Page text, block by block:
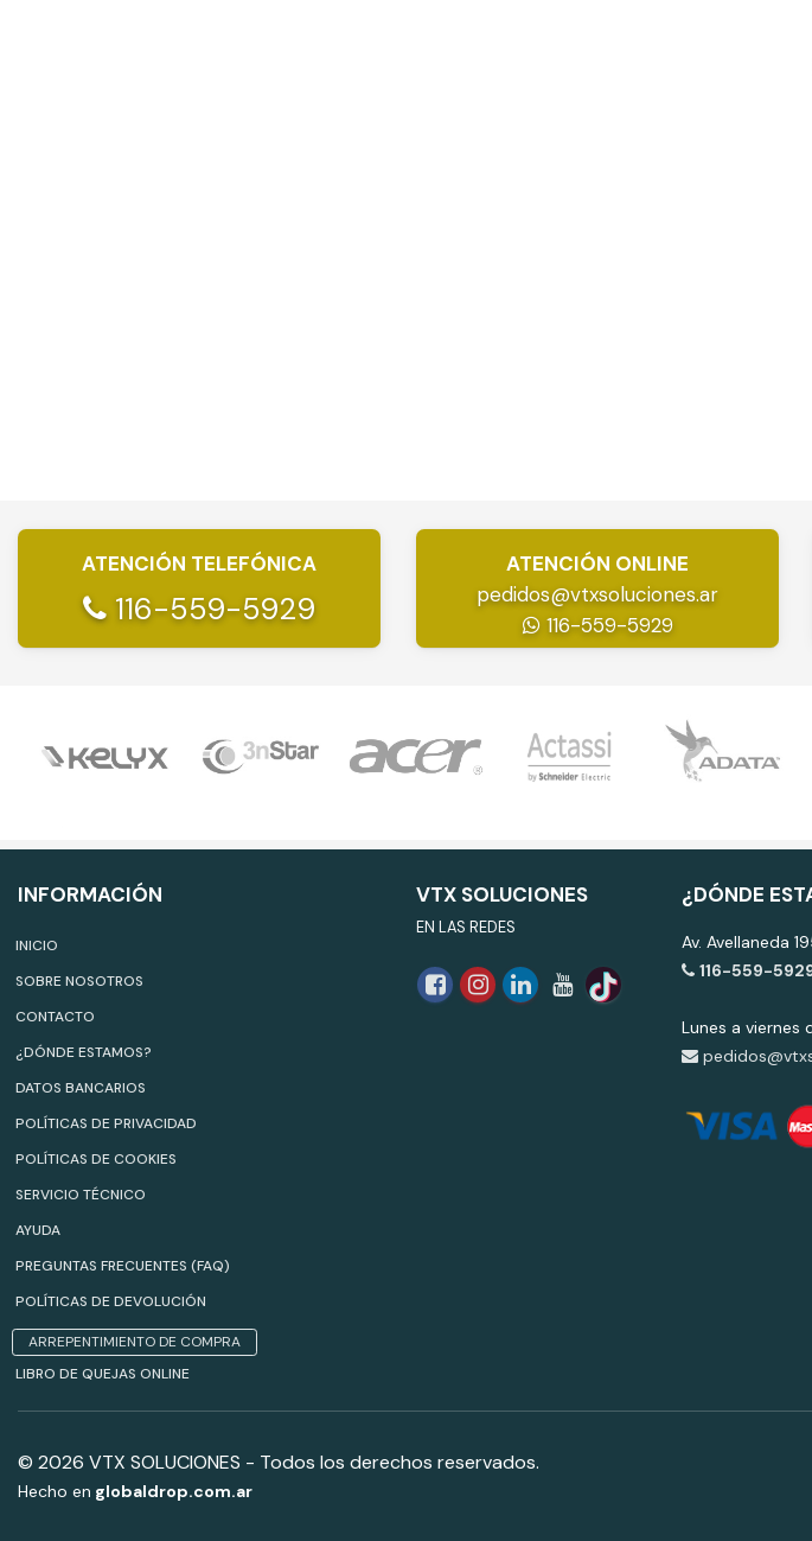
ATENCIÓN TELEFÓNICA
116-559-5929
ATENCIÓN ONLINE
pedidos@vtxsoluciones.ar
116-559-5929
INFORMACIÓN
INICIO
SOBRE NOSOTROS
CONTACTO
¿DÓNDE ESTAMOS?
DATOS BANCARIOS
POLÍTICAS DE PRIVACIDAD
POLÍTICAS DE COOKIES
SERVICIO TÉCNICO
AYUDA
PREGUNTAS FRECUENTES (FAQ)
POLÍTICAS DE DEVOLUCIÓN
ARREPENTIMIENTO DE COMPRA
LIBRO DE QUEJAS ONLINE
VTX SOLUCIONES
EN LAS REDES
¿DÓNDE
Av. Avellaneda
116-559-
Lunes a viernes
© 2026 VTX SOLUCIONES - Todos los derechos reservados.
Hecho en globaldrop.com.ar